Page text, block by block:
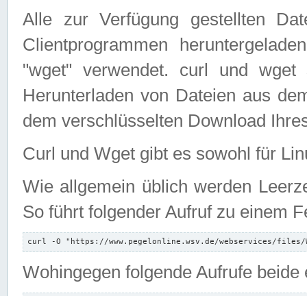
Alle zur Verfügung gestellten
Clientprogrammen
"wget" verwendet. curl und wget
Herunterladen von Dateien aus
dem verschlüsselten Download
Curl und Wget gibt es sowohl für
Wie allgemein üblich werden
So führt folgender Aufruf zu einem
curl -O "https://www.pegelonline.wsv.de/webservices/files/
Wohingegen folgende Aufrufe beide